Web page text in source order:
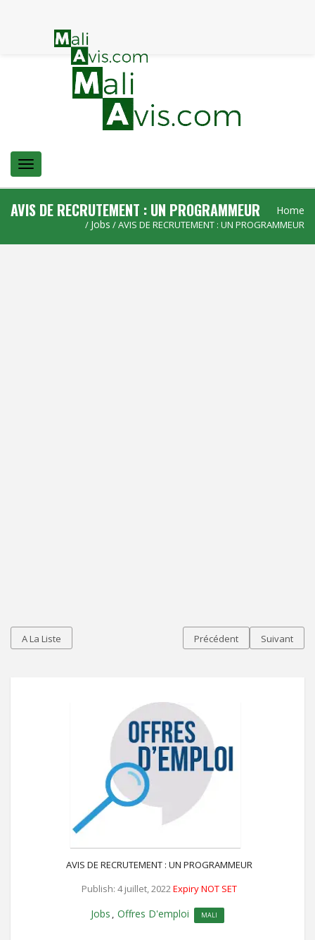
Menu
AVIS DE RECRUTEMENT : UN PROGRAMMEUR Home
/ Jobs / AVIS DE RECRUTEMENT : UN PROGRAMMEUR
A La Liste Précédent Suivant
AVIS DE RECRUTEMENT : UN PROGRAMMEUR
Publish: 4 juillet, 2022 Expiry NOT SET
Jobs Offres D'emploi MALI